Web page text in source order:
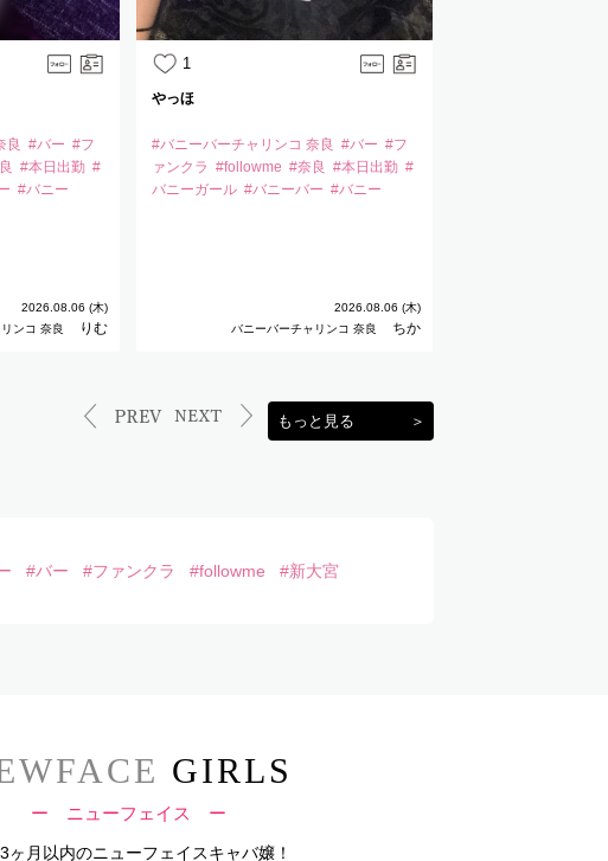
良 #バー #フ
#本日出勤 #
#バニー
2026.08.06 (木)
ンコ 奈良
りむ
1
やっほ
#バニーバーチャリンコ 奈良 #バー #フ
ァンクラ #followme #奈良 #本日出勤 #
バニーガール #バニーバー #バニー
2026.08.06 (木)
バニーバーチャリンコ 奈良
ちか
もっと見る ＞
#バー #ファンクラ #followme #新大宮
GIRLS
ー ニューフェイス ー
ヶ月以内のニューフェイスキャバ嬢！